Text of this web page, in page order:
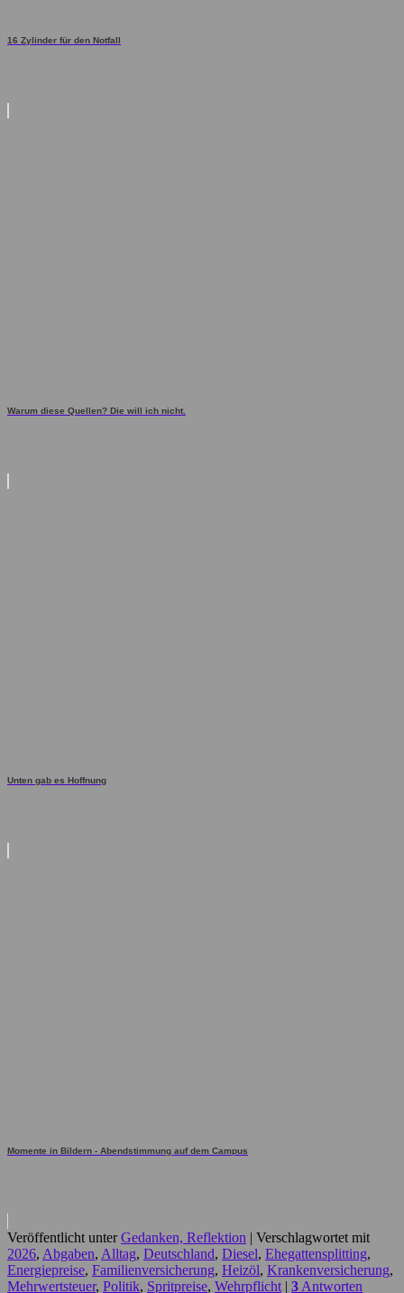
16 Zylinder für den Notfall
Warum diese Quellen? Die will ich nicht.
Unten gab es Hoffnung
Momente in Bildern - Abendstimmung auf dem Campus
Veröffentlicht unter Gedanken, Reflektion | Verschlagwortet mit
2026, Abgaben, Alltag, Deutschland, Diesel, Ehegattensplitting,
Energiepreise, Familienversicherung, Heizöl, Krankenversicherung,
Mehrwertsteuer, Politik, Spritpreise, Wehrpflicht | 3 Antworten